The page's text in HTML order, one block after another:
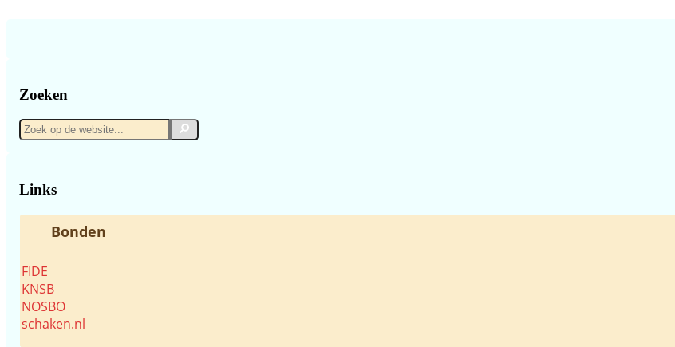
Zoeken
Zoek
op
Zoek
Links
Bonden
FIDE
KNSB
NOSBO
schaken.nl